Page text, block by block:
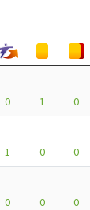
0 1 0
1 0 0
0 0 0